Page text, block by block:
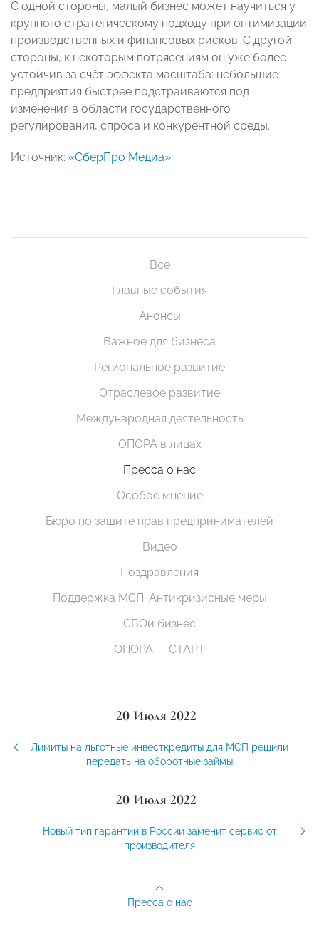
C одной стороны, малый бизнес может научиться у
крупного стратегическому подходу при оптимизации
производственных и финансовых рисков. С другой
стороны, к некоторым потрясениям он уже более
устойчив за счёт эффекта масштаба: небольшие
предприятия быстрее подстраиваются под
изменения в области государственного
регулирования, спроса и конкурентной среды.
Источник: «СберПро Медиа»
Все
Главные события
Анонсы
Важное для бизнеса
Региональное развитие
Отраслевое развитие
Международная деятельность
ОПОРА в лицах
Пресса о нас
Особое мнение
Бюро по защите прав предпринимателей
Видео
Поздравления
Поддержка МСП. Антикризисные меры
СВОй бизнес
ОПОРА — СТАРТ
20 Июля 2022
Лимиты на льготные инвесткредиты для МСП решили
передать на оборотные займы
20 Июля 2022
Новый тип гарантии в России заменит сервис от
производителя
Пресса о нас